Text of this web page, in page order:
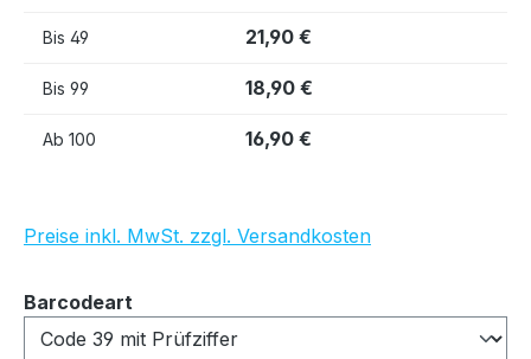
Bis 49 21,90 €
Bis 99 18,90 €
Ab 100 16,90 €
Preise inkl. MwSt. zzgl. Versandkosten
Barcodeart